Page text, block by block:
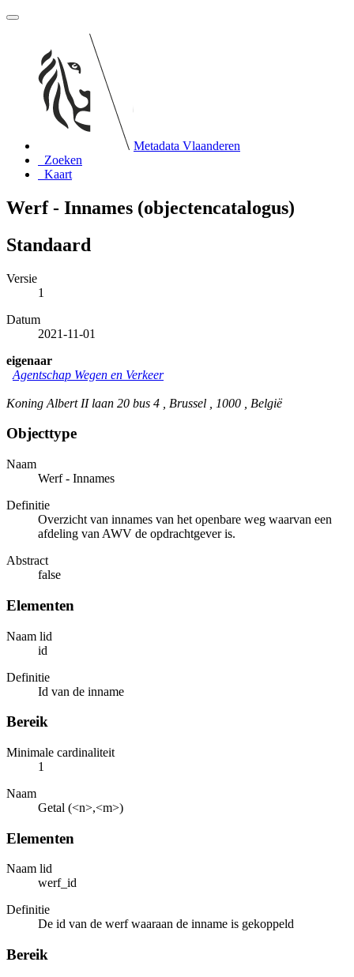
Metadata Vlaanderen
Zoeken
Kaart
Werf - Innames (objectencatalogus)
Standaard
Versie
1
Datum
2021-11-01
eigenaar
Agentschap Wegen en Verkeer
Koning Albert II laan 20 bus 4 , Brussel , 1000 , België
Objecttype
Naam
Werf - Innames
Definitie
Overzicht van innames van het openbare weg waarvan een
afdeling van AWV de opdrachtgever is.
Abstract
false
Elementen
Naam lid
id
Definitie
Id van de inname
Bereik
Minimale cardinaliteit
1
Naam
Getal (<n>,<m>)
Elementen
Naam lid
werf_id
Definitie
De id van de werf waaraan de inname is gekoppeld
Bereik